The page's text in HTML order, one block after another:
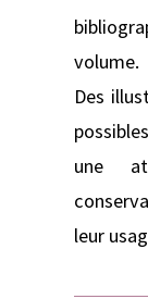
volume.
Des
une
leur